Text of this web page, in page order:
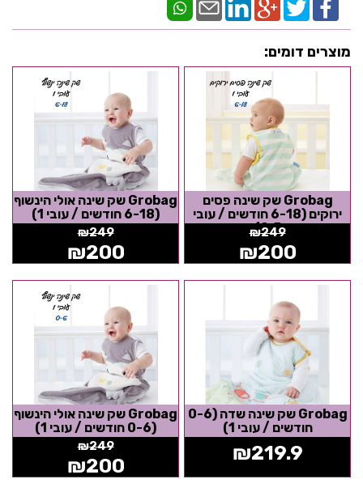
מוצרים דומים:
Grobag שק שינה פסים
ירוקים (6-18 חודשים / עובי
0.5)
₪249
₪200
Grobag שק שינה אולי הינשוף
(6-18 חודשים / עובי 1)
₪249
₪200
Grobag שק שינה שדה (0-6
חודשים / עובי 1)
₪219.9
Grobag שק שינה אולי הינשוף
(0-6 חודשים / עובי 1)
₪249
₪200